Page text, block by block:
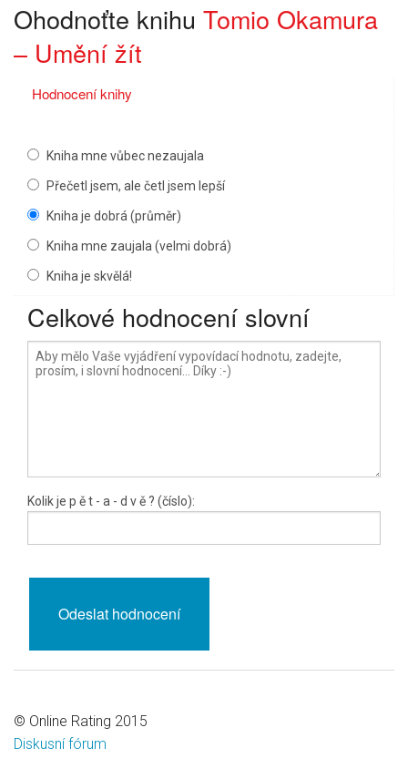
Ohodnoťte knihu Tomio Okamura
– Umění žít
Hodnocení knihy
Kniha mne vůbec nezaujala
Přečetl jsem, ale četl jsem lepší
Kniha je dobrá (průměr)
Kniha mne zaujala (velmi dobrá)
Kniha je skvělá!
Celkové hodnocení slovní
Kolik je p ě t - a - d v ě ? (číslo):
© Online Rating 2015
Diskusní fórum